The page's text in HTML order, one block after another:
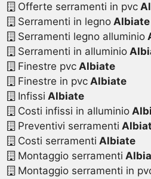
Offerte serramenti in pvc
Serramenti in legnoAlbiate
Serramenti legno alluminio
Serramenti in alluminio
Finestre pvcAlbiate
Finestre in pvcAlbiate
Infissi Albiate
Costi infissi in alluminio
Preventivi serramenti
Costi serramenti Albiate
Montaggio serramenti
Montaggio serramenti in